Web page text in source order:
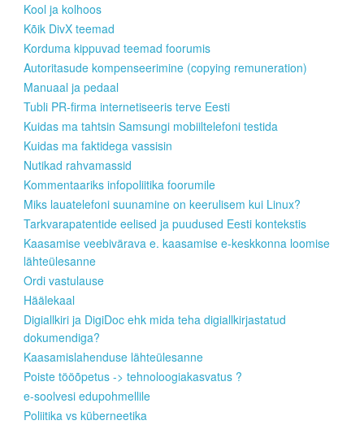
Kool ja kolhoos
Kõik DivX teemad
Korduma kippuvad teemad foorumis
Autoritasude kompenseerimine (copying remuneration)
Manuaal ja pedaal
Tubli PR-firma internetiseeris terve Eesti
Kuidas ma tahtsin Samsungi mobiiltelefoni testida
Kuidas ma faktidega vassisin
Nutikad rahvamassid
Kommentaariks infopoliitika foorumile
Miks lauatelefoni suunamine on keerulisem kui Linux?
Tarkvarapatentide eelised ja puudused Eesti kontekstis
Kaasamise veebivärava e. kaasamise e-keskkonna loomise
lähteülesanne
Ordi vastulause
Häälekaal
Digiallkiri ja DigiDoc ehk mida teha digiallkirjastatud
dokumendiga?
Kaasamislahenduse lähteülesanne
Poiste tööõpetus -> tehnoloogiakasvatus ?
e-soolvesi edupohmellile
Poliitika vs küberneetika